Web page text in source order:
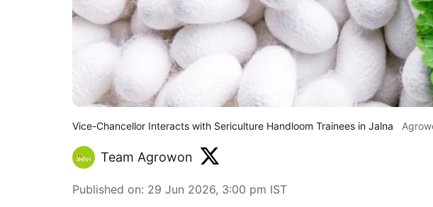
Vice-Chancellor Interacts with Sericulture Handloom Trainees in Jalna
Team Agrowon
Published on: 29 Jun 2026, 3:00 pm IST